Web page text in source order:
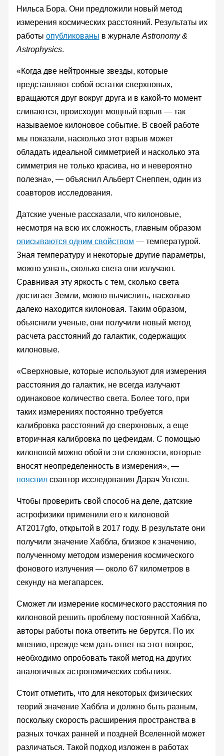
Нильса Бора. Они предложили новый метод
измерения космических расстояний. Результаты их
работы опубликованы в журнале Astronomy &
Astrophysics.
«Когда две нейтронные звезды, которые
представляют собой остатки сверхновых,
вращаются друг вокруг друга и в какой-то момент
сливаются, происходит мощный взрыв — так
называемое килоновое событие. В своей работе
мы показали, насколько этот взрыв может
обладать идеальной симметрией и насколько эта
симметрия не только красива, но и невероятно
полезна», — объяснил Альберт Снеппен, один из
соавторов исследования.
Датские ученые рассказали, что килоновые,
несмотря на всю их сложность, главным образом
описываются одним свойством — температурой.
Зная температуру и некоторые другие параметры,
можно узнать, сколько света они излучают.
Сравнивая эту яркость с тем, сколько света
достигает Земли, можно вычислить, насколько
далеко находится килоновая. Таким образом,
объяснили ученые, они получили новый метод
расчета расстояний до галактик, содержащих
килоновые.
«Сверхновые, которые используют для измерения
расстояния до галактик, не всегда излучают
одинаковое количество света. Более того, при
таких измерениях постоянно требуется
калибровка расстояний до сверхновых, а еще
вторичная калибровка по цефеидам. С помощью
килоновой можно обойти эти сложности, которые
вносят неопределенность в измерения», —
пояснилсоавтор исследования Дарач Уотсон.
Чтобы проверить свой способ на деле, датские
астрофизики применили его к килоновой
AT2017gfo, открытой в 2017 году. В результате они
получили значение Хаббла, близкое к значению,
полученному методом измерения космического
фонового излучения — около 67 километров в
секунду на мегапарсек.
Сможет ли измерение космического расстояния по
килоновой решить проблему постоянной Хаббла,
авторы работы пока ответить не берутся. По их
мнению, прежде чем дать ответ на этот вопрос,
необходимо опробовать такой метод на других
аналогичных астрономических событиях.
Стоит отметить, что для некоторых физических
теорий значение Хаббла и должно быть разным,
поскольку скорость расширения пространства в
разных точках ранней и поздней Вселенной может
различаться. Такой подход изложен в работах